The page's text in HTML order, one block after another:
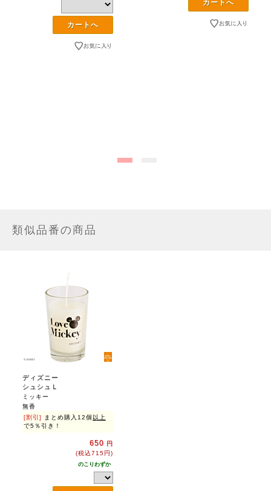
類似品番の商品
ディズニー
シュシュＬ
ミッキー
無香
[割引]
まとめ購入12個 以上
で5％引き！
650 円
(税込715円)
のこりわずか